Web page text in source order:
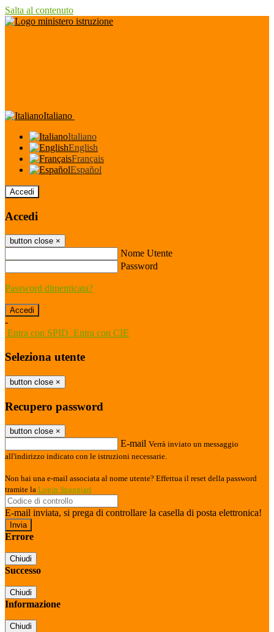
Salta al contenuto
Italiano
Italiano
English
Français
Español
Accedi
Accedi
button close ×
Nome Utente
Password
Password dimenticata?
-
Entra con SPID Entra con CIE
Seleziona utente
button close ×
Recupero password
button close ×
E-mail Verrà inviato un messaggio
all'indirizzo indicato con le istruzioni necessarie.
Non hai una e-mail associata al nome utente? Effettua il reset della password
tramite la Login Spaggiari
E-mail inviata, si prega di controllare la casella di posta elettronica!
Errore
Chiudi
Successo
Chiudi
Informazione
Chiudi